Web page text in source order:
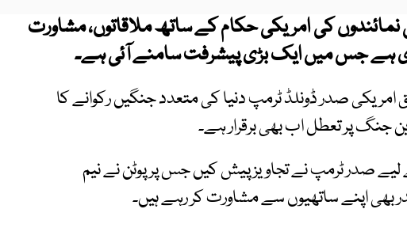
نمائندوں کی امریکی حکام کے ساتھ ملاقاتوں، مشاورت
ہے جس میں ایک بڑی پیشرفت سامنے آئی ہے۔
صدر ڈونلڈ ٹرمپ دنیا کی متعدد جنگیں رکوانے کا
جنگ پر تعطل اب بھی برقرار ہے۔
صدر ٹرمپ نے تجاویز پیش کیں جس پر پوٹن نے نیم
بھی اپنے ساتھیوں سے مشاورت کر رہے ہیں۔